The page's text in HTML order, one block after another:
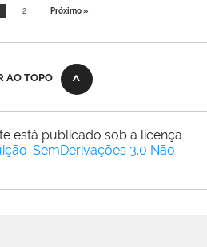
2 Próximo »
AO TOPO
está publicado sob a licença
SemDerivações 3.0 Não